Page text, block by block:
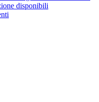
disponibili